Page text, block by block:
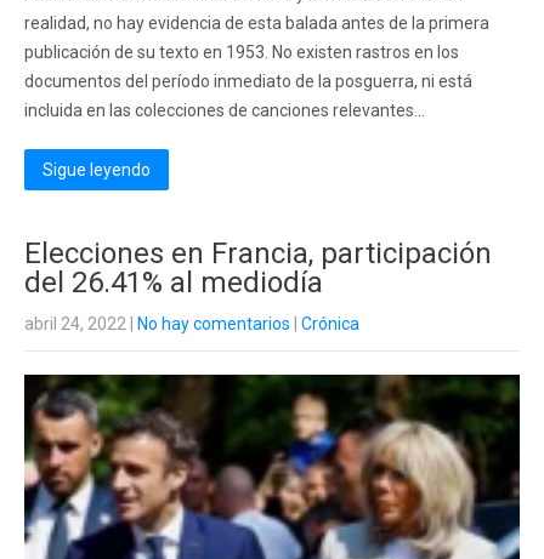
realidad, no hay evidencia de esta balada antes de la primera
publicación de su texto en 1953. No existen rastros en los
documentos del período inmediato de la posguerra, ni está
incluida en las colecciones de canciones relevantes...
Sigue leyendo
Elecciones en Francia, participación
del 26.41% al mediodía
abril 24, 2022 No hay comentarios Crónica